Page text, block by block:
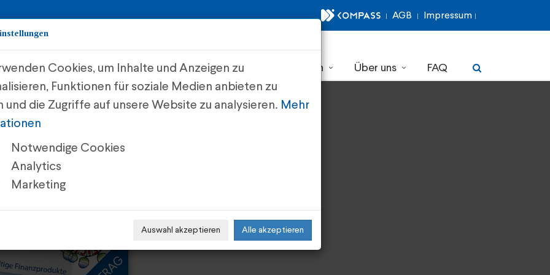
AGB Impressum
Start Investments Mehr erfahren Über uns FAQ
Cookies, um Inhalte und Anzeigen zu
Funktionen für soziale Medien anbieten zu
und die Zugriffe auf unsere Website zu analysieren. Mehr
Notwendige Cookies
Analytics
Marketing
Auswahl akzeptieren Alle akzeptieren